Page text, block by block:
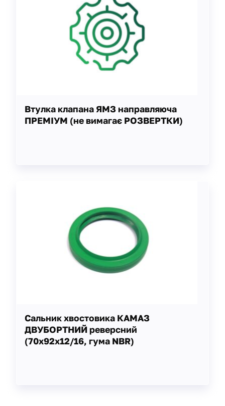
Втулка клапана ЯМЗ направляюча
ПРЕМІУМ (не вимагає РОЗВЕРТКИ)
Сальник хвостовика КАМАЗ
ДВУБОРТНИЙ реверсний
(70х92х12/16, гума NBR)